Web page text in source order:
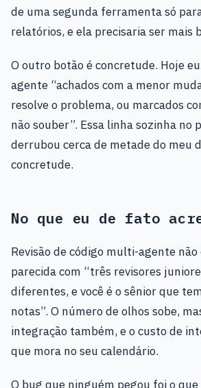
de uma segunda ferramenta só
relatórios, e ela precisaria ser mais
O outro botão é concretude. Hoje
agente “achados com a menor
resolve o problema, ou marcados
não souber”. Essa linha sozinha no
derrubou cerca de metade do meu
concretude.
No que eu de fato
Revisão de código multi-agente não
parecida com “três revisores
diferentes, e você é o sênior que
notas”. O número de olhos sobe,
integração também, e o custo de
que mora no seu calendário.
O bug que ninguém pegou foi o